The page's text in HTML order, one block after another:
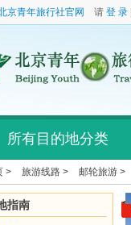
京青年旅行社官网 请 登 录
所有目的地分类
> 旅游线路 > 邮轮旅游 >
指南